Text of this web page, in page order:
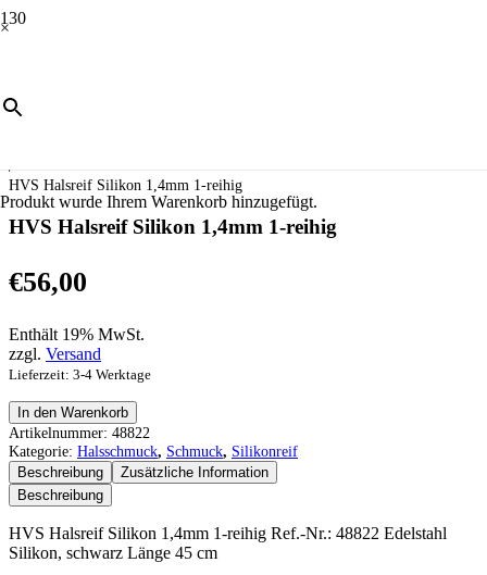
×
Produkt wurde Ihrem Warenkorb hinzugefügt.
Halsschmuck
/
HVS Halsreif Silikon 1,4mm 1-reihig
HVS Halsreif Silikon 1,4mm 1-reihig
€56,00
Enthält 19% MwSt.
zzgl. Versand
Lieferzeit: 3-4 Werktage
HVS
Halsreif
Silikon
1,4mm
1-
reihig
Menge
In den Warenkorb
Artikelnummer: 48822
Kategorie: Halsschmuck, Schmuck, Silikonreif
Beschreibung
Zusätzliche Information
Beschreibung
HVS Halsreif Silikon 1,4mm 1-reihig Ref.-Nr.: 48822 Edelstahl
Silikon, schwarz Länge 45 cm